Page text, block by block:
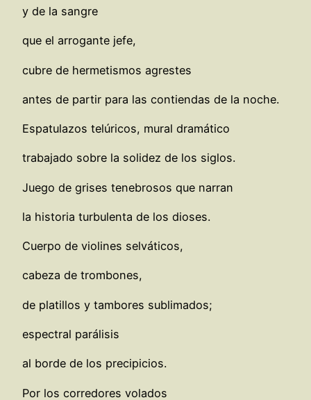
y de la sangre
que el arrogante jefe,
cubre de hermetismos agrestes
antes de partir para las contiendas de la noche.
Espatulazos telúricos, mural dramático
trabajado sobre la solidez de los siglos.
Juego de grises tenebrosos que narran
la historia turbulenta de los dioses.
Cuerpo de violines selváticos,
cabeza de trombones,
de platillos y tambores sublimados;
espectral parálisis
al borde de los precipicios.
Por los corredores volados